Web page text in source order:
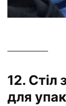
—————–
12. Стіл
для